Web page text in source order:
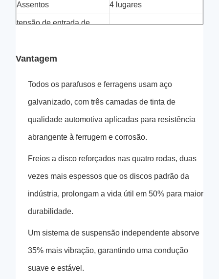
Assentos 4 lugares
tensão de entrada de
Vantagem
Todos os parafusos e ferragens usam aço
galvanizado, com três camadas de tinta de
qualidade automotiva aplicadas para resistência
abrangente à ferrugem e corrosão.
Freios a disco reforçados nas quatro rodas, duas
vezes mais espessos que os discos padrão da
indústria, prolongam a vida útil em 50% para maior
durabilidade.
Um sistema de suspensão independente absorve
35% mais vibração, garantindo uma condução
suave e estável.